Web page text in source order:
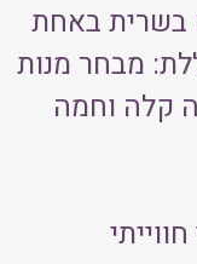
בשרית באחת
מבחר מנות
קלה וחמה